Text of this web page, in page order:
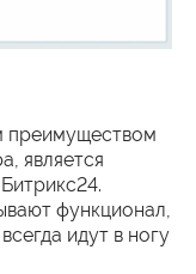
преимуществом
является
функционал,
идут в ногу